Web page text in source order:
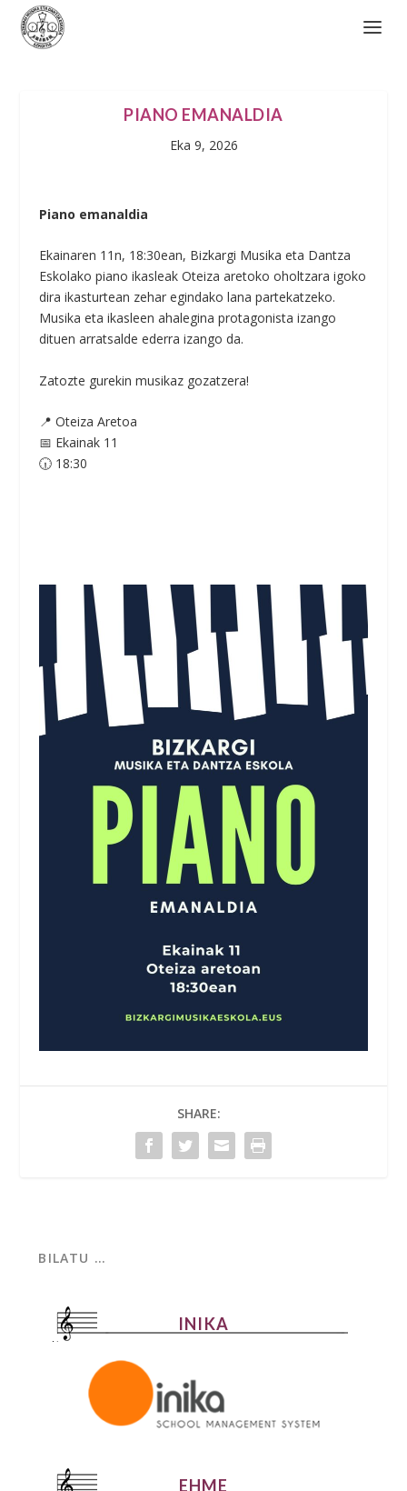
PIANO EMANALDIA
Eka 9, 2026
Piano emanaldia
Ekainaren 11n, 18:30ean, Bizkargi Musika eta Dantza
Eskolako piano ikasleak Oteiza aretoko oholtzara igoko
dira ikasturtean zehar egindako lana partekatzeko.
Musika eta ikasleen ahalegina protagonista izango
dituen arratsalde ederra izango da.
Zatozte gurekin musikaz gozatzera!
📍 Oteiza Aretoa
📅 Ekainak 11
🕡 18:30
SHARE:
INIKA
EHME